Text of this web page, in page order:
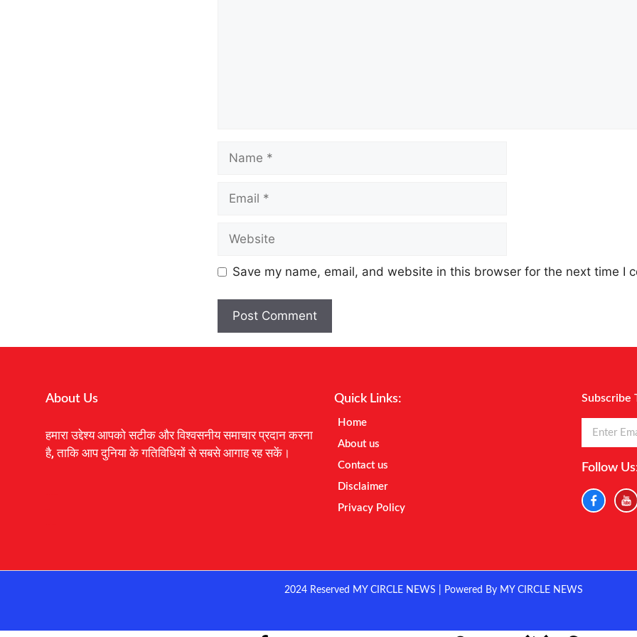
Save my name, email, and website in this browser for the next time I
About Us
हमारा उद्देश्य आपको सटीक और विश्वसनीय समाचार प्रदान करना
है, ताकि आप दुनिया के गतिविधियों से सबसे आगाह रह सकें।
Quick Links:
Home
About us
Contact us
Disclaimer
Privacy Policy
Subscribe
Follow
2024 Reserved MY CIRCLE NEWS | Powered By MY CIRCLE NEWS